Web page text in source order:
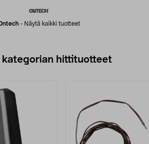
- Näytä kaikki tuotteet
kategorian hittituotteet